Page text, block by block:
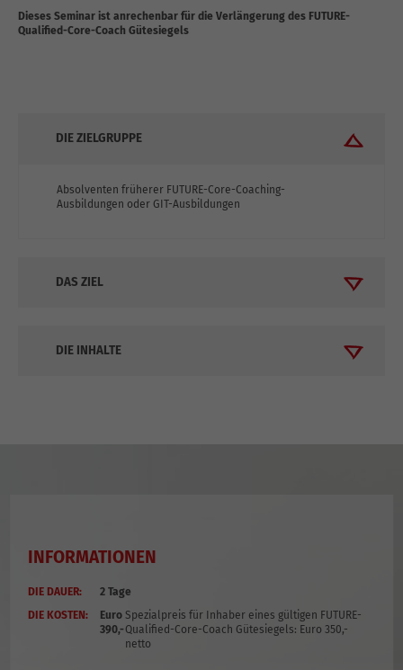
Dieses Seminar ist anrechenbar für die Verlängerung des FUTURE-
Qualified-Core-Coach Gütesiegels
DIE ZIELGRUPPE
Absolventen früherer FUTURE-Core-Coaching-
Ausbildungen oder GIT-Ausbildungen
DAS ZIEL
DIE INHALTE
INFORMATIONEN
DIE DAUER:
2 Tage
DIE KOSTEN:
Euro
390,-
Spezialpreis für Inhaber eines gültigen FUTURE-
Qualified-Core-Coach Gütesiegels: Euro 350,-
netto